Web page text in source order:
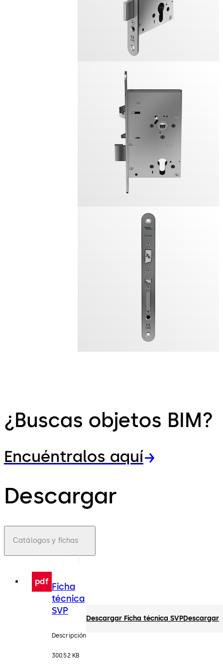
¿Buscas objetos BIM?
Encuéntralos aquí
Descargar
Catálogos y fichas
pdf Ficha
técnica
SVP
Descripción
300.52 KB
Descargar Ficha técnica SVPDescargar